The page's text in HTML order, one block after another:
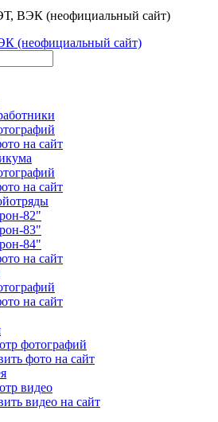
ВЭК (неофициальный сайт)
на сайт
на сайт
82"
83"
84"
на сайт
на сайт
фотографий
фото на сайт
видео
видео на сайт